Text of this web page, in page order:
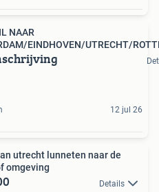
NAAR
EINDHOVEN/UTRECHT/
12 jul 26
utrecht lunneten naar de
omgeving
Details